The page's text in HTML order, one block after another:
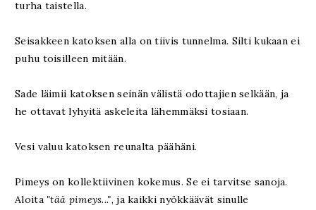
turha taistella.
Seisakkeen katoksen alla on tiivis tunnelma. Silti kukaan ei
puhu toisilleen mitään.
Sade läimii katoksen seinän välistä odottajien selkään, ja
he ottavat lyhyitä askeleita lähemmäksi tosiaan.
Vesi valuu katoksen reunalta päähäni.
Pimeys on kollektiivinen kokemus. Se ei tarvitse sanoja.
Aloita "tää pimeys...", ja kaikki nyökkäävät sinulle